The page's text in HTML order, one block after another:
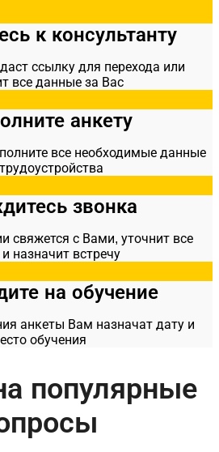
к консультанту
ссылку для перехода или
все данные за Вас
анкету
все необходимые данные
звонка
свяжется с Вами, уточнит все
назначит встречу
на обучение
анкеты Вам назначат дату и
обучения​
популярные